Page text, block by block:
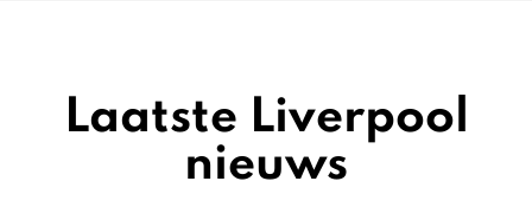
Laatste Liverpool
nieuws